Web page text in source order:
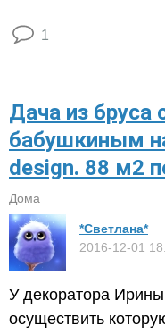
1
Дача из
бабушкиным
design. 88 м2
Дома
*Светлана*
2016-12-01
У декоратора
осуществить